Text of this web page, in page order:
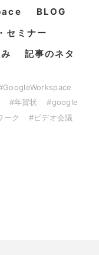
BLOG
セミナー
記事のネタ
#年賀状
#google
ーク
#ビデオ会議